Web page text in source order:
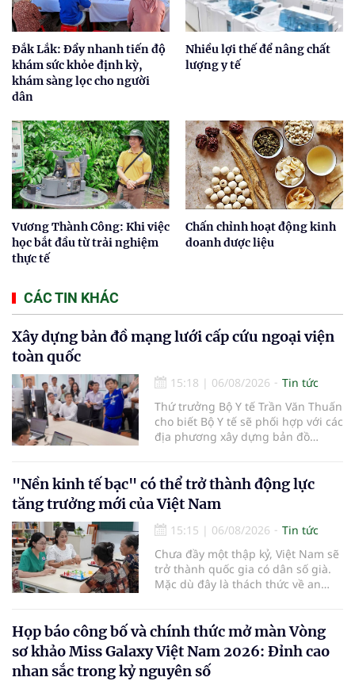
Đắk Lắk: Đẩy nhanh tiến độ
khám sức khỏe định kỳ,
khám sàng lọc cho người
dân
Nhiều lợi thế để nâng chất
lượng y tế
Vương Thành Công: Khi việc
học bắt đầu từ trải nghiệm
thực tế
Chấn chỉnh hoạt động kinh
doanh dược liệu
CÁC TIN KHÁC
Xây dựng bản đồ mạng lưới cấp cứu ngoại viện
toàn quốc
15:18 | 06/08/2026
Tin tức
Thứ trưởng Bộ Y tế Trần Văn Thuấn
cho biết Bộ Y tế sẽ phối hợp với các
địa phương xây dựng bản đồ
thiện cơ chế tài chính và đa dạng
hóa phương tiện nhằm nâng cao
năng lực cấp cứu trước viện trên
phạm vi cả nước.
"Nền kinh tế bạc" có thể trở thành động lực
tăng trưởng mới của Việt Nam
15:15 | 06/08/2026
Tin tức
Chưa đầy một thập kỷ, Việt Nam sẽ
trở thành quốc gia có dân số già.
Mặc dù đây là thách thức về an
có giá trị hàng tỷ USD.
Họp báo công bố và chính thức mở màn Vòng
sơ khảo Miss Galaxy Việt Nam 2026: Đỉnh cao
nhan sắc trong kỷ nguyên số